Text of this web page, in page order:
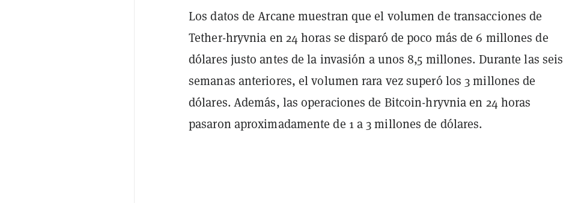
Los datos de Arcane muestran que el volumen de transacciones de
Tether-hryvnia en 24 horas se disparó de poco más de 6 millones de
dólares justo antes de la invasión a unos 8,5 millones. Durante las seis
semanas anteriores, el volumen rara vez superó los 3 millones de
dólares. Además, las operaciones de Bitcoin-hryvnia en 24 horas
pasaron aproximadamente de 1 a 3 millones de dólares.